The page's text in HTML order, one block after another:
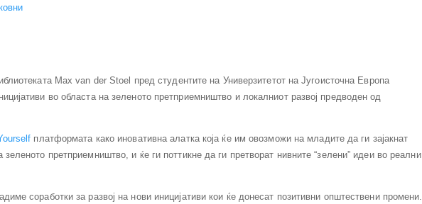
Max van der Stoel пред студентите на Универзитетот на Југоисточна Европа
во областа на зеленото претприемништво и локалниот развој предводен од
платформата како иновативна алатка која ќе им овозможи на младите да ги зајакнат
претприемништво, и ќе ги поттикне да ги претворат нивните “зелени” идеи во реални
соработки за развој на нови иницијативи кои ќе донесат позитивни општествени промени.